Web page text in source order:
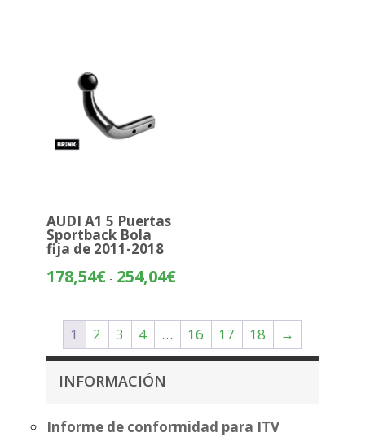
AUDI A1 5 Puertas
Sportback Bola
fija de 2011-2018
178,54€ - 254,04€Rango
desde
178,54€
hasta
1 2 3 4 … 16 17 18 →
INFORMACIÓN
Informe de conformidad para ITV